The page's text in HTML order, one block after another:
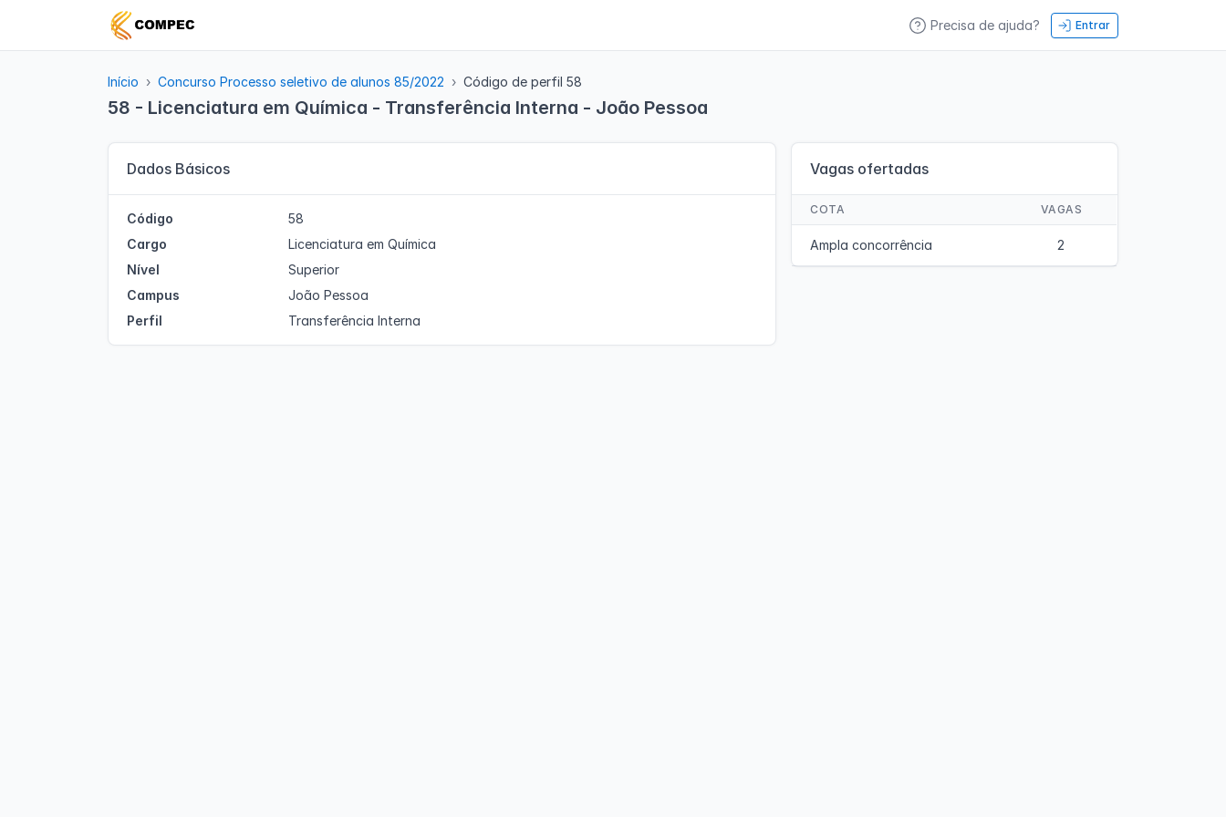
Entrar
Precisa de ajuda?
Início Concurso Processo seletivo de alunos 85/2022 Código de perfil 58
58 - Licenciatura em Química - Transferência Interna - João Pessoa
Dados Básicos
Código
58
Cargo
Licenciatura em Química
Nível
Superior
Campus
João Pessoa
Perfil
Transferência Interna
Vagas ofertadas
COTA VAGAS
Ampla concorrência 2